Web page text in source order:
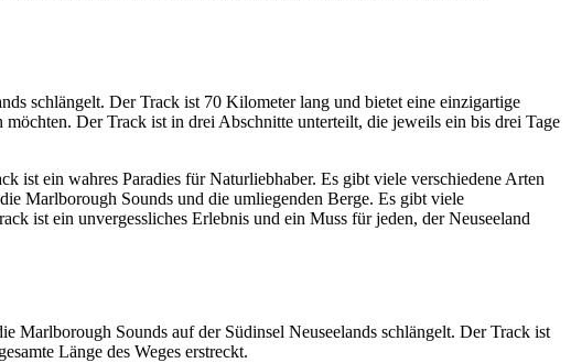
schlängelt. Der Track ist 70 Kilometer lang und bietet eine einzigartige
Der Track ist in drei Abschnitte unterteilt, die jeweils ein bis drei Tage
ein wahres Paradies für Naturliebhaber. Es gibt viele verschiedene Arten
Marlborough Sounds und die umliegenden Berge. Es gibt viele
ist ein unvergessliches Erlebnis und ein Muss für jeden, der Neuseeland
Marlborough Sounds auf der Südinsel Neuseelands schlängelt. Der Track ist
Länge des Weges erstreckt.